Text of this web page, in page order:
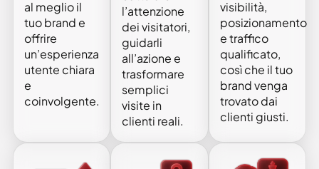
al meglio il
tuo brand e
offrire
un’esperienza
utente chiara
e
coinvolgente.
l’attenzione
dei visitatori,
guidarli
all’azione e
trasformare
semplici
visite in
clienti reali.
visibilità,
posizionamento
e traffico
qualificato,
così che il tuo
brand venga
trovato dai
clienti giusti.